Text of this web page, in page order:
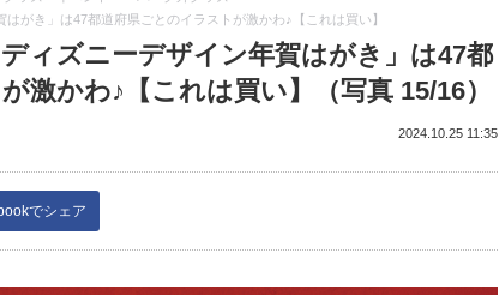
がき」は47都道府県ごとのイラストが激かわ♪【これは買い】
ィズニーデザイン年賀はがき」は47都
激かわ♪【これは買い】（写真 15/16）
2024.10.25 11:35
でシェア